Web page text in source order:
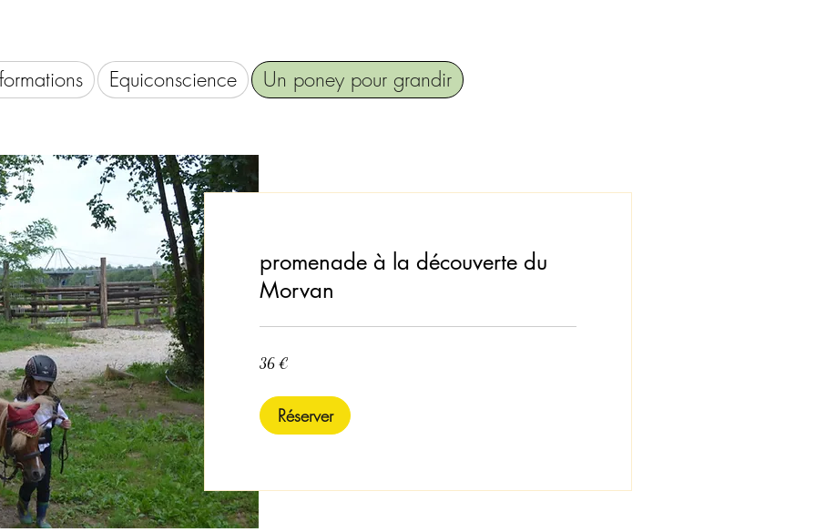
Equiconscience Un poney pour grandir
promenade à la découverte du
Morvan
euros
36 €
Réserver